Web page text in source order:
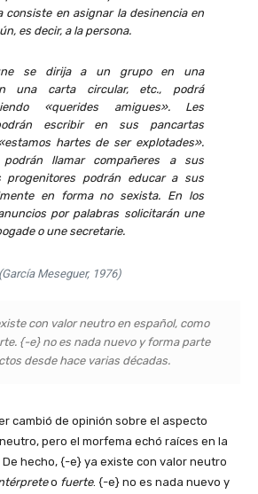
consiste en asignar la desinencia en
es decir, a la persona.
se dirija a un grupo en una
una carta circular, etc., podrá
«querides amigues». Les
escribir en sus pancartas
hartes de ser explotades».
llamar compañeres a sus
progenitores podrán educar a sus
en forma no sexista. En los
por palabras solicitarán une
o une secretarie.
(García Meseguer, 1976)
con valor neutro en español, como
{-e} no es nada nuevo y forma parte
desde hace varias décadas.
cambió de opinión sobre el aspecto
pero el morfema echó raíces en la
hecho, {-e} ya existe con valor neutro
o fuerte. {-e} no es nada nuevo y